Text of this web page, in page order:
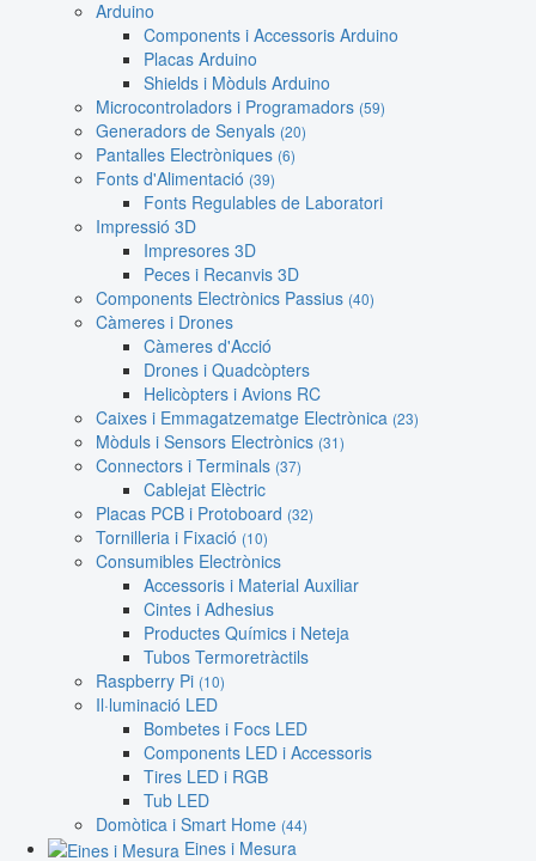
Arduino
Components i Accessoris Arduino
Placas Arduino
Shields i Mòduls Arduino
Microcontroladors i Programadors (59)
Generadors de Senyals (20)
Pantalles Electròniques (6)
Fonts d'Alimentació (39)
Fonts Regulables de Laboratori
Impressió 3D
Impresores 3D
Peces i Recanvis 3D
Components Electrònics Passius (40)
Càmeres i Drones
Càmeres d'Acció
Drones i Quadcòpters
Helicòpters i Avions RC
Caixes i Emmagatzematge Electrònica (23)
Mòduls i Sensors Electrònics (31)
Connectors i Terminals (37)
Cablejat Elèctric
Placas PCB i Protoboard (32)
Tornilleria i Fixació (10)
Consumibles Electrònics
Accessoris i Material Auxiliar
Cintes i Adhesius
Productes Químics i Neteja
Tubos Termoretràctils
Raspberry Pi (10)
Il·luminació LED
Bombetes i Focs LED
Components LED i Accessoris
Tires LED i RGB
Tub LED
Domòtica i Smart Home (44)
Eines i Mesura